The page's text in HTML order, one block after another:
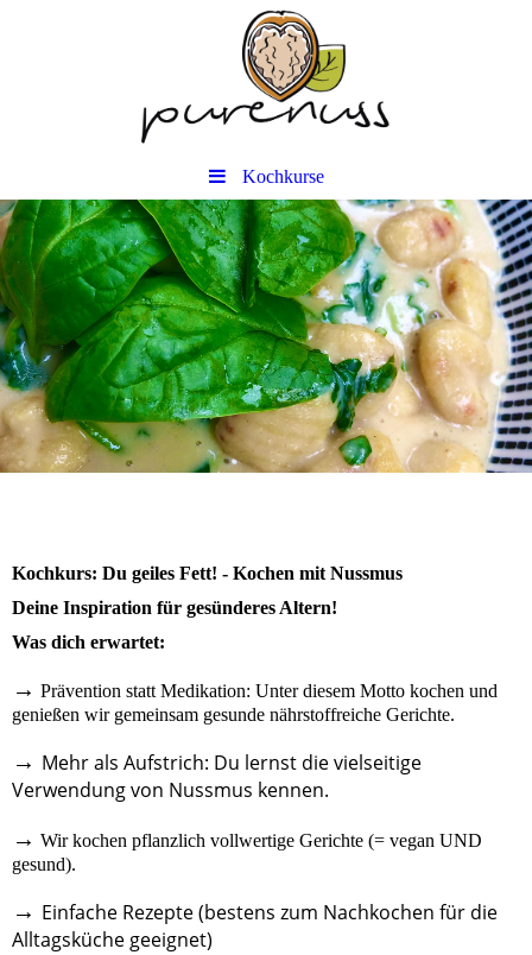
Kochkurse
Kochkurs: Du geiles Fett! - Kochen mit Nussmus
Deine Inspiration für gesünderes Altern!
Was dich erwartet:
→ Prävention statt Medikation: Unter diesem Motto kochen und
genießen wir gemeinsam gesunde nährstoffreiche Gerichte.
→ Mehr als Aufstrich: Du lernst die vielseitige
Verwendung von Nussmus kennen.
→ Wir kochen pflanzlich vollwertige Gerichte (= vegan UND
gesund).
→ Einfache Rezepte (bestens zum Nachkochen für die
Alltagsküche geeignet)